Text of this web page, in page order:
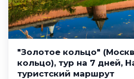
"Золотое кольцо"
кольцо), тур на 7 дней,
туристский маршрут